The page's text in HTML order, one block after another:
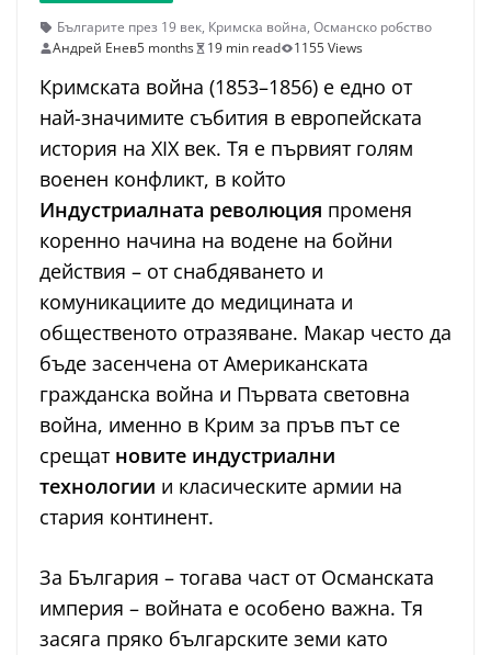
Българите през 19 век, Кримска война, Османско робство
Андрей Енев5 months 19 min read 1155 Views
Кримската война (1853–1856) е едно от
най-значимите събития в европейската
история на XIX век. Тя е първият голям
военен конфликт, в който
Индустриалната революция променя
коренно начина на водене на бойни
действия – от снабдяването и
комуникациите до медицината и
общественото отразяване. Макар често да
бъде засенчена от Американската
гражданска война и Първата световна
война, именно в Крим за пръв път се
срещат новите индустриални
технологии и класическите армии на
стария континент.
За България – тогава част от Османската
империя – войната е особено важна. Тя
засяга пряко българските земи като